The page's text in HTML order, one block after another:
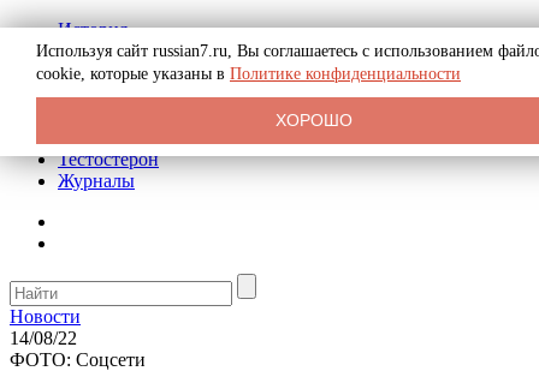
История
Биография
Криминал
Реклама на сайте
Тестостерон
Журналы
Новости
14/08/22
ФОТО: Соцсети
Используя сайт russian7.ru, Вы соглашаетесь с использованием
cookie, которые указаны в Политике конфиденциальности
ХОРОШО